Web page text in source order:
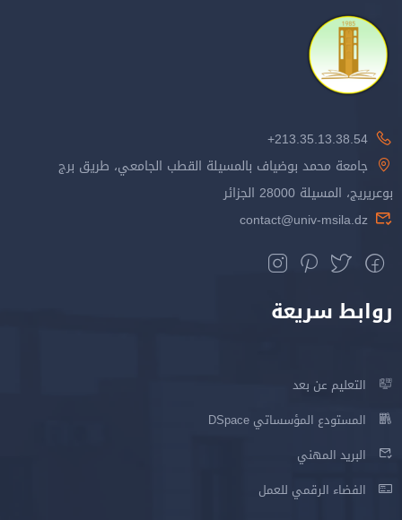
213.35.13.38.54+
جامعة محمد بوضياف بالمسيلة القطب الجامعي، طريق برج
بوعريريج، المسيلة 28000 الجزائر
contact@univ-msila.dz
روابط سريعة
التعليم عن بعد
المستودع المؤسساتي DSpace
البريد المهني
الفضاء الرقمي للعمل